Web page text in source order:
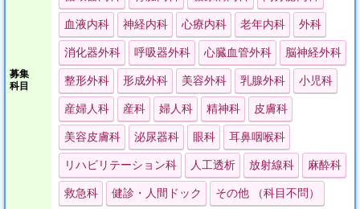
当法人では、本来なら管理医師（院長）が抱えている様々なリス
クや煩わしさのない環境での勤務を約束します。
また、契約専門のカウンセラー職（営業職）がお客様と契約を結
ぶので、管理医師の方に売り上げのノルマはありません。
募集
科目
血液内科 神経内科 心療内科 老年内科 外科
消化器外科 呼吸器外科 心臓血管外科 脳神経外科
整形外科 形成外科 美容外科 乳腺外科 小児科
産婦人科 産科 婦人科 精神科 皮膚科
美容皮膚科 泌尿器科 眼科 耳鼻咽喉科
リハビリテーション科 人工透析 放射線科 麻酔科
救急科 健診・人間ドック その他 （科目不問）